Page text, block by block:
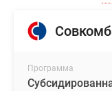
Программа